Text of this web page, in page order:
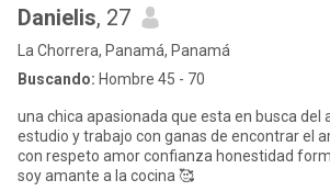
Danielis, 27
La Chorrera, Panamá, Panamá
Buscando: Hombre 45 - 70
una chica apasionada que esta en busca del
estudio y trabajo con ganas de encontrar el
con respeto amor confianza honestidad
soy amante a la cocina 🥰